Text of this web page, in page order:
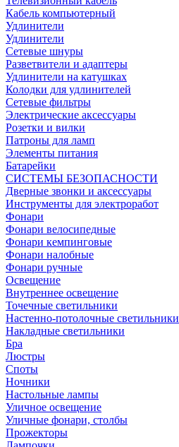
Кабель компьютерный
Удлинители
Удлинители
Сетевые шнуры
Разветвители и адаптеры
Удлинители на катушках
Колодки для удлинителей
Сетевые фильтры
Электрические аксессуары
Розетки и вилки
Патроны для ламп
Элементы питания
Батарейки
СИСТЕМЫ БЕЗОПАСНОСТИ
Дверные звонки и аксессуары
Инструменты для электроработ
Фонари
Фонари велосипедные
Фонари кемпинговые
Фонари налобные
Фонари ручные
Освещение
Внутреннее освещение
Точечные светильники
Настенно-потолочные светильники
Накладные светильники
Бра
Люстры
Споты
Ночники
Настольные лампы
Уличное освещение
Уличные фонари, столбы
Прожекторы